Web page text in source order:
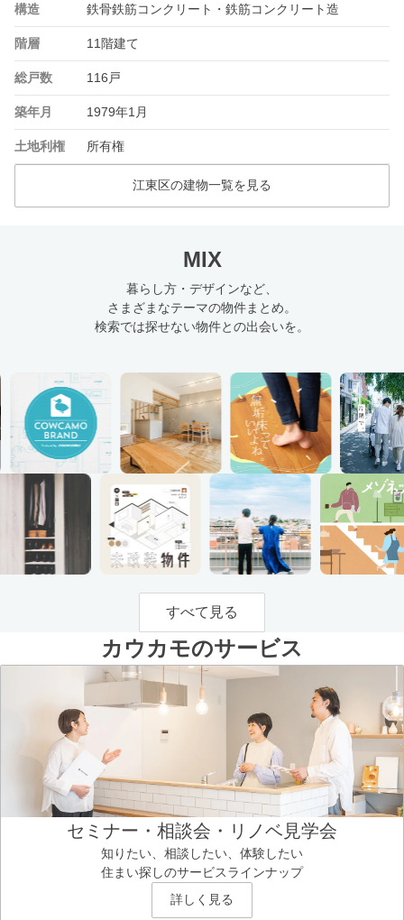
構造 鉄骨鉄筋コンクリート・鉄筋コンクリート造
階層 11階建て
総戸数 116戸
築年月 1979年1月
土地利権 所有権
江東区の建物一覧を見る
MIX
暮らし方・デザインなど、
さまざまなテーマの物件まとめ。
検索では探せない物件との出会いを。
すべて見る
カウカモのサービス
セミナー・相談会・リノベ見学会
知りたい、相談したい、体験したい
住まい探しのサービスラインナップ
詳しく見る